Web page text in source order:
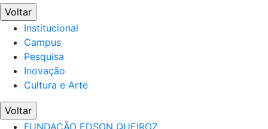
Voltar
Institucional
Campus
Pesquisa
Inovação
Cultura e Arte
Voltar